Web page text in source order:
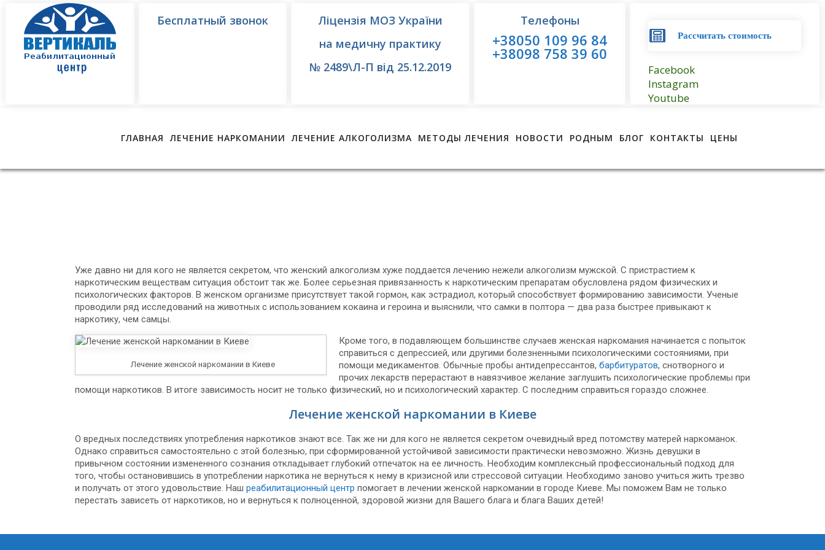
Бесплатный звонок
Ліцензія МОЗ України
на медичну практику
№ 2489\Л-П від 25.12.2019
Телефоны
+38050 109 96 84
+38098 758 39 60
Рассчитать стоимость
Facebook
Instagram
Youtube
ГЛАВНАЯ ЛЕЧЕНИЕ НАРКОМАНИИ ЛЕЧЕНИЕ АЛКОГОЛИЗМА МЕТОДЫ ЛЕЧЕНИЯ НОВОСТИ РОДНЫМ БЛОГ КОНТАКТЫ ЦЕНЫ
Уже давно ни для кого не является секретом, что женский алкоголизм хуже поддается лечению нежели алкоголизм мужской. С пристрастием к
наркотическим веществам ситуация обстоит так же. Более серьезная привязанность к наркотическим препаратам обусловлена рядом физических и
психологических факторов. В женском организме присутствует такой гормон, как эстрадиол, который способствует формированию зависимости. Ученые
проводили ряд исследований на животных с использованием кокаина и героина и выяснили, что самки в полтора — два раза быстрее привыкают к
наркотику, чем самцы.
Лечение женской наркомании в Киеве
Кроме того, в подавляющем большинстве случаев женская наркомания начинается с попыток
справиться с депрессией, или другими болезненными психологическими состояниями, при
помощи медикаментов. Обычные пробы антидепрессантов, барбитуратов, снотворного и
прочих лекарств перерастают в навязчивое желание заглушить психологические проблемы при
помощи наркотиков. В итоге зависимость носит не только физический, но и психологический характер. С последним справиться гораздо сложнее.
Лечение женской наркомании в Киеве
О вредных последствиях употребления наркотиков знают все. Так же ни для кого не является секретом очевидный вред потомству матерей наркоманок.
Однако справиться самостоятельно с этой болезнью, при сформированной устойчивой зависимости практически невозможно. Жизнь девушки в
привычном состоянии измененного сознания откладывает глубокий отпечаток на ее личность. Необходим комплексный профессиональный подход для
того, чтобы остановившись в употреблении наркотика не вернуться к нему в кризисной или стрессовой ситуации. Необходимо заново учиться жить трезво
и получать от этого удовольствие. Наш реабилитационный центр помогает в лечении женской наркомании в городе Киеве. Мы поможем Вам не только
перестать зависеть от наркотиков, но и вернуться к полноценной, здоровой жизни для Вашего блага и блага Ваших детей!